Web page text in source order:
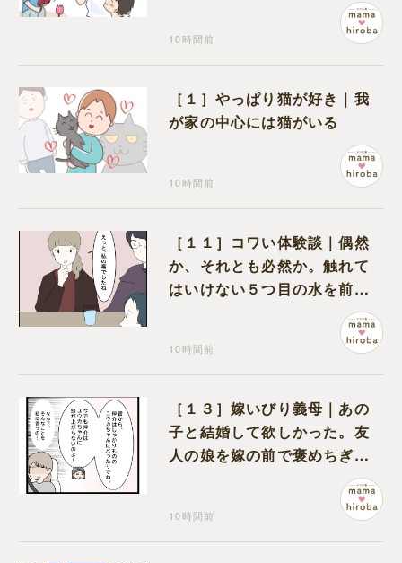
10時間前
［１］やっぱり猫が好き｜我
が家の中心には猫がいる
10時間前
［１１］コワい体験談｜偶然
か、それとも必然か。触れて
はいけない５つ目の水を前に
10時間前
［１３］嫁いびり義母｜あの
子と結婚して欲しかった。友
人の娘を嫁の前で褒めちぎる
10時間前